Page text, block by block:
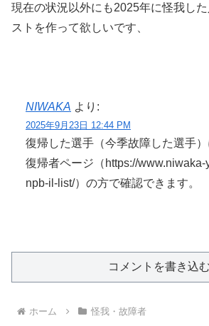
現在の状況以外にも2025年に怪我した
ストを作って欲しいです、
NIWAKA より:
2025年9月23日 12:44 PM
復帰した選手（今季故障した選手
復帰者ページ（https://
npb-il-list/）の方で確認できます。
コメントを書き込む
ホーム 怪我・故障者